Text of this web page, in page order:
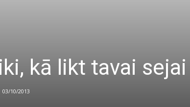
kā likt tavai
03/10/2013